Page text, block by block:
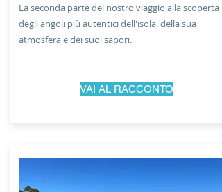
La seconda parte del nostro viaggio alla scoperta
degli angoli più autentici dell'isola, della sua
atmosfera e dei suoi sapori.
VAI AL RACCONTO